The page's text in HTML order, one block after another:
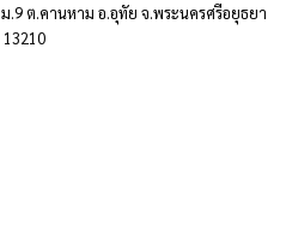
.9 ต.คานหาม อ.อุทัย จ.พระนครศรีอยุธยา
13210